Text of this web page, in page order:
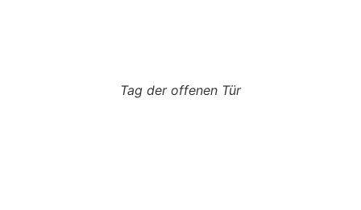
Tag der offenen Tür